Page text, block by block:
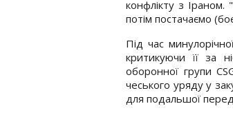
конфлікту з
потім постачаємо
Під час
критикуючи її за
оборонної групи
чеського уряду у
для подальшої